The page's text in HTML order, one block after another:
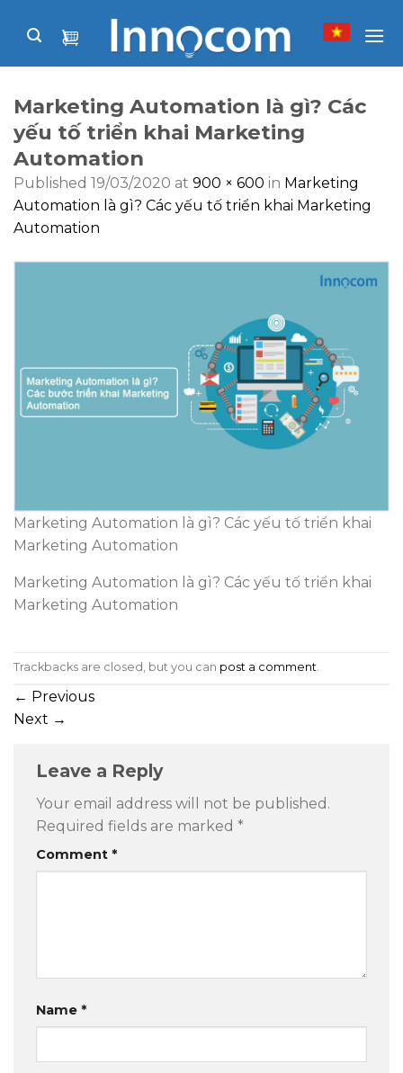
Marketing Automation là gì? Các
yếu tố triển khai Marketing
Automation
Published 19/03/2020 at 900 × 600 in Marketing
Automation là gì? Các yếu tố triển khai Marketing
Automation
Marketing Automation là gì? Các yếu tố triển khai
Marketing Automation
Marketing Automation là gì? Các yếu tố triển khai
Marketing Automation
Trackbacks are closed, but you can post a comment.
← Previous
Next →
Leave a Reply
Your email address will not be published.
Required fields are marked *
Comment *
Name *